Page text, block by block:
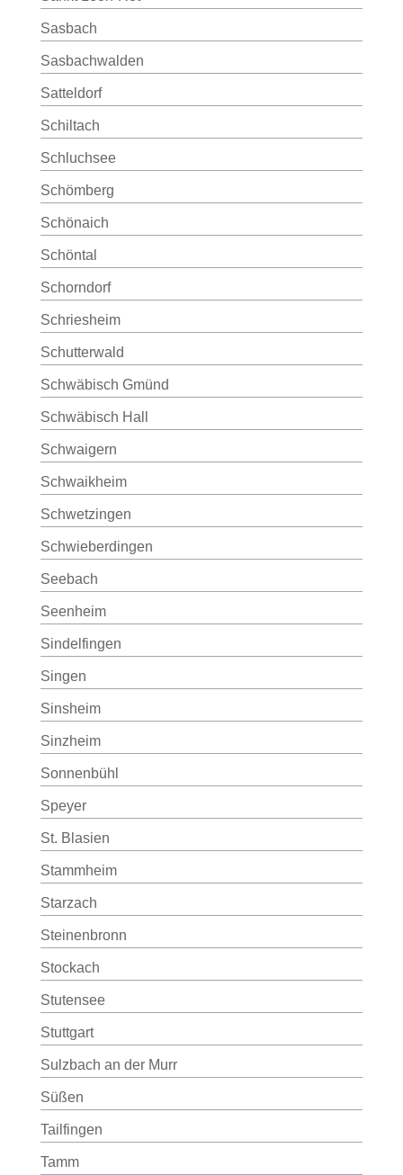
Sasbach
Sasbachwalden
Satteldorf
Schiltach
Schluchsee
Schömberg
Schönaich
Schöntal
Schorndorf
Schriesheim
Schutterwald
Schwäbisch Gmünd
Schwäbisch Hall
Schwaigern
Schwaikheim
Schwetzingen
Schwieberdingen
Seebach
Seenheim
Sindelfingen
Singen
Sinsheim
Sinzheim
Sonnenbühl
Speyer
St. Blasien
Stammheim
Starzach
Steinenbronn
Stockach
Stutensee
Stuttgart
Sulzbach an der Murr
Süßen
Tailfingen
Tamm